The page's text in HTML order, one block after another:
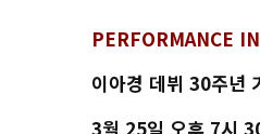
PERFORMANCE
이아경 데뷔 30주년
3월 25일 오후 7시